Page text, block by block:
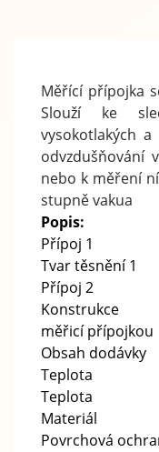
Měřící přípojka
Slouží ke
vysokotlakých
odvzdušňování
nebo k měření
stupně vakua
Popis:
Přípoj 1
Tvar těsnění
Přípoj 2
Konstrukce
měřicí přípojkou
Obsah
Teplota
Teplota
Materiál
Povrchová